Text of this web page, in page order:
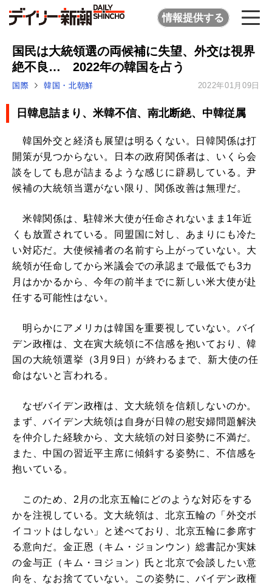
情報提供する
国民は大統領選の両候補に失望、外交は視界
絶不良… 2022年の韓国を占う
国際 韓国・北朝鮮 2022年01月09日
日韓息詰まり、米韓不信、南北断絶、中韓従属
韓国外交と経済も展望は明るくない。日韓関係は打
開策が見つからない。日本の政府関係者は、いくら会
談をしても息が詰まるような感じに辟易している。尹
候補の大統領当選がない限り、関係改善は無理だ。
米韓関係は、駐韓米大使が任命されないまま1年近
くも放置されている。同盟国に対し、あまりにも冷た
い対応だ。大使候補者の名前すら上がっていない。大
統領が任命してから米議会での承認まで最低でも3カ
月はかかるから、今年の前半までに新しい米大使が赴
任する可能性はない。
明らかにアメリカは韓国を重要視していない。バイ
デン政権は、文在寅大統領に不信感を抱いており、韓
国の大統領選挙（3月9日）が終わるまで、新大使の任
命はないと言われる。
なぜバイデン政権は、文大統領を信頼しないのか。
まず、バイデン大統領は自身が日韓の慰安婦問題解決
を仲介した経験から、文大統領の対日姿勢に不満だ。
また、中国の習近平主席に傾斜する姿勢に、不信感を
抱いている。
このため、2月の北京五輪にどのような対応をする
かを注視している。文大統領は、北京五輪の「外交ボ
イコットはしない」と述べており、北京五輪に参席す
る意向だ。金正恩（キム・ジョンウン）総書記か実妹
の金与正（キム・ヨジョン）氏と北京で会談したい意
向を、なお捨てていない。この姿勢に、バイデン政権